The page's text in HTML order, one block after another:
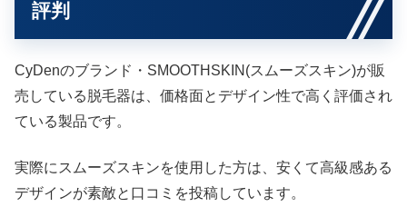
評判
CyDenのブランド・SMOOTHSKIN(スムーズスキン)が販
売している脱毛器は、価格面とデザイン性で高く評価され
ている製品です。
実際にスムーズスキンを使用した方は、安くて高級感ある
デザインが素敵と口コミを投稿しています。